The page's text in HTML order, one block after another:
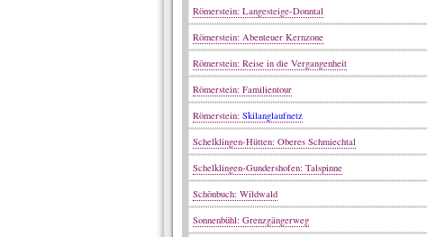
Römerstein: Langesteige-Donntal
Römerstein: Abenteuer Kernzone
Römerstein: Reise in die Vergangenheit
Römerstein: Familientour
Römerstein: Skilanglaufnetz
Schelklingen-Hütten: Oberes Schmiechtal
Schelklingen-Gundershofen: Talspinne
Schönbuch: Wildwald
Sonnenbühl: Grenzgängerweg